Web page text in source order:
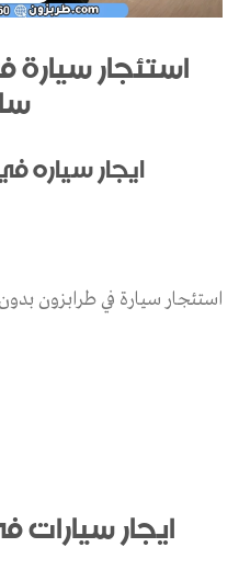
استئجار
ايجار سياره
استئجار سيارة في طرابزون
ايجار سيارات